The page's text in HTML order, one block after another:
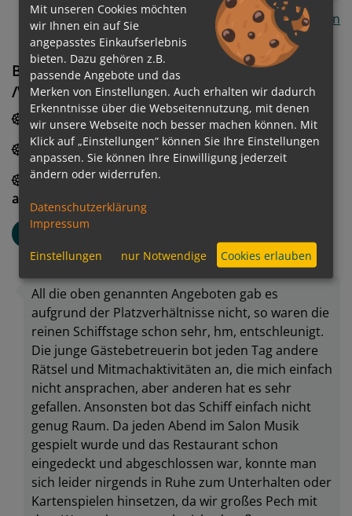
Alle Kommentare anzeigen
Bewertung des Unterhaltungs- / Sport-
/Wellnessangebot
2.2/5 Ausreichend
Showprogramm
2.0/5 Ausreichend
Sportangebote
2.6/5 Befriedigend
allgemein
Beate
Altersgruppe: 50-55
Verreist als Familie
All die oben genannten Angeboten gab es
aufgrund der Platzverhältnisse nicht, so waren die
reinen Schiffstage schon sehr, hm, entschleunigt.
Die junge Gästebetreuerin bot jeden Tag andere
Rätsel und Mitmachaktivitäten an, die mich einfach
nicht ansprachen, aber anderen hat es sehr
gefallen. Ansonsten bot das Schiff einfach nicht
genug Raum. Da jeden Abend im Salon Musik
gespielt wurde und das Restaurant schon
eingedeckt und abgeschlossen war, konnte man
sich leider nirgends in Ruhe zum Unterhalten oder
Kartenspielen hinsetzen, da wir großes Pech mit
Mit unseren Cookies möchten
wir Ihnen ein auf Sie
angepasstes Einkaufserlebnis
bieten. Dazu gehören z.B.
passende Angebote und das
Merken von Einstellungen. Auch erhalten wir dadurch
Erkenntnisse über die Webseitennutzung, mit denen
wir unsere Webseite noch besser machen können. Mit
Klick auf „Einstellungen“ können Sie Ihre Einstellungen
anpassen. Sie können Ihre Einwilligung jederzeit
ändern oder widerrufen.
Datenschutzerklärung
Impressum
Einstellungen nur Notwendige Cookies erlauben